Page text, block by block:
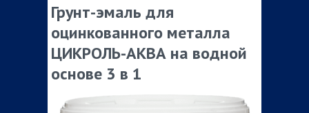
Грунт-эмаль для
оцинкованного металла
ЦИКРОЛЬ-АКВА на водной
основе 3 в 1